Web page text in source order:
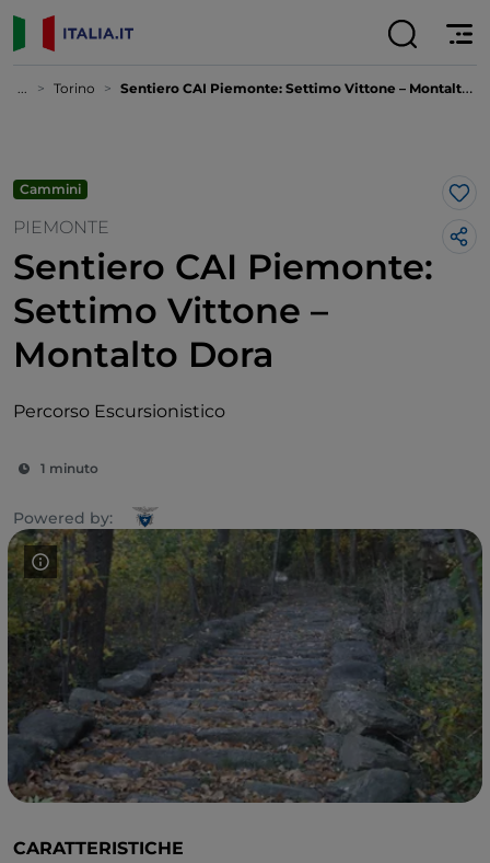
... Torino Sentiero CAI Piemonte: Settimo Vittone – Montalto Dora
Cammini
PIEMONTE
Sentiero CAI Piemonte:
Settimo Vittone –
Montalto Dora
Percorso Escursionistico
1 minuto
Powered by:
CARATTERISTICHE